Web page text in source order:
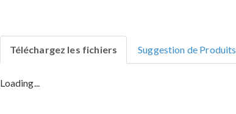
Téléchargez les fichiers Suggestion de Produits
Loading...